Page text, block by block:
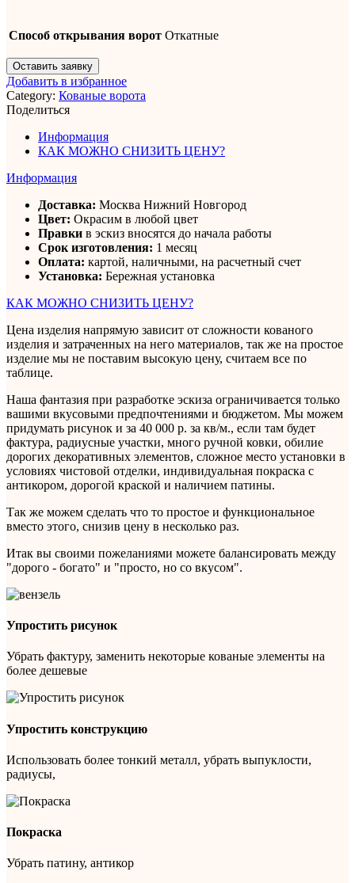
Способ открывания ворот Откатные
Оставить заявку
Добавить в избранное
Category: Кованые ворота
Поделиться
Информация
КАК МОЖНО СНИЗИТЬ ЦЕНУ?
Информация
Доставка: Москва Нижний Новгород
Цвет: Окрасим в любой цвет
Правки в эскиз вносятся до начала работы
Срок изготовления: 1 месяц
Оплата: картой, наличными, на расчетный счет
Установка: Бережная установка
КАК МОЖНО СНИЗИТЬ ЦЕНУ?
Цена изделия напрямую зависит от сложности кованого
изделия и затраченных на него материалов, так же на простое
изделие мы не поставим высокую цену, считаем все по
таблице.
Наша фантазия при разработке эскиза ограничивается только
вашими вкусовыми предпочтениями и бюджетом. Мы можем
придумать рисунок и за 40 000 р. за кв/м., если там будет
фактура, радиусные участки, много ручной ковки, обилие
дорогих декоративных элементов, сложное место установки в
условиях чистовой отделки, индивидуальная покраска с
антикором, дорогой краской и наличием патины.
Так же можем сделать что то простое и функциональное
вместо этого, снизив цену в несколько раз.
Итак вы своими пожеланиями можете балансировать между
"дорого - богато" и "просто, но со вкусом".
Упростить рисунок
Убрать фактуру, заменить некоторые кованые элементы на
более дешевые
Упростить конструкцию
Использовать более тонкий металл, убрать выпуклости,
радиусы,
Покраска
Убрать патину, антикор